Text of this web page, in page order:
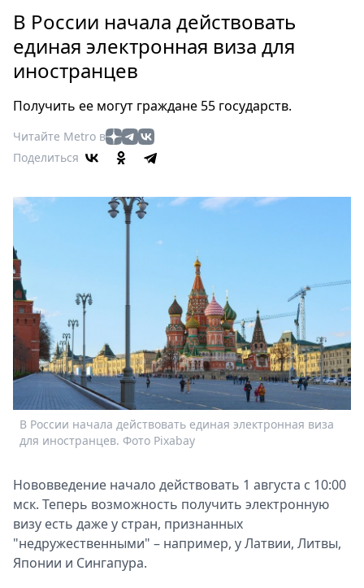
Россия
Мир
Здоровье
Туризм
Мода
Театр
Афиша
релизы
О
Metro
Стримы
Спецпроекты
Звезды
Выборы
2026
Metro
В России начала действовать
единая электронная виза для
иностранцев
Получить ее могут граждане 55 государств.
Читайте Metro в
Поделиться
В России начала действовать единая электронная виза
для иностранцев. Фото Pixabay
Нововведение начало действовать 1 августа с 10:00
мск. Теперь возможность получить электронную
визу есть даже у стран, признанных
"недружественными" – например, у Латвии, Литвы,
Японии и Сингапура.